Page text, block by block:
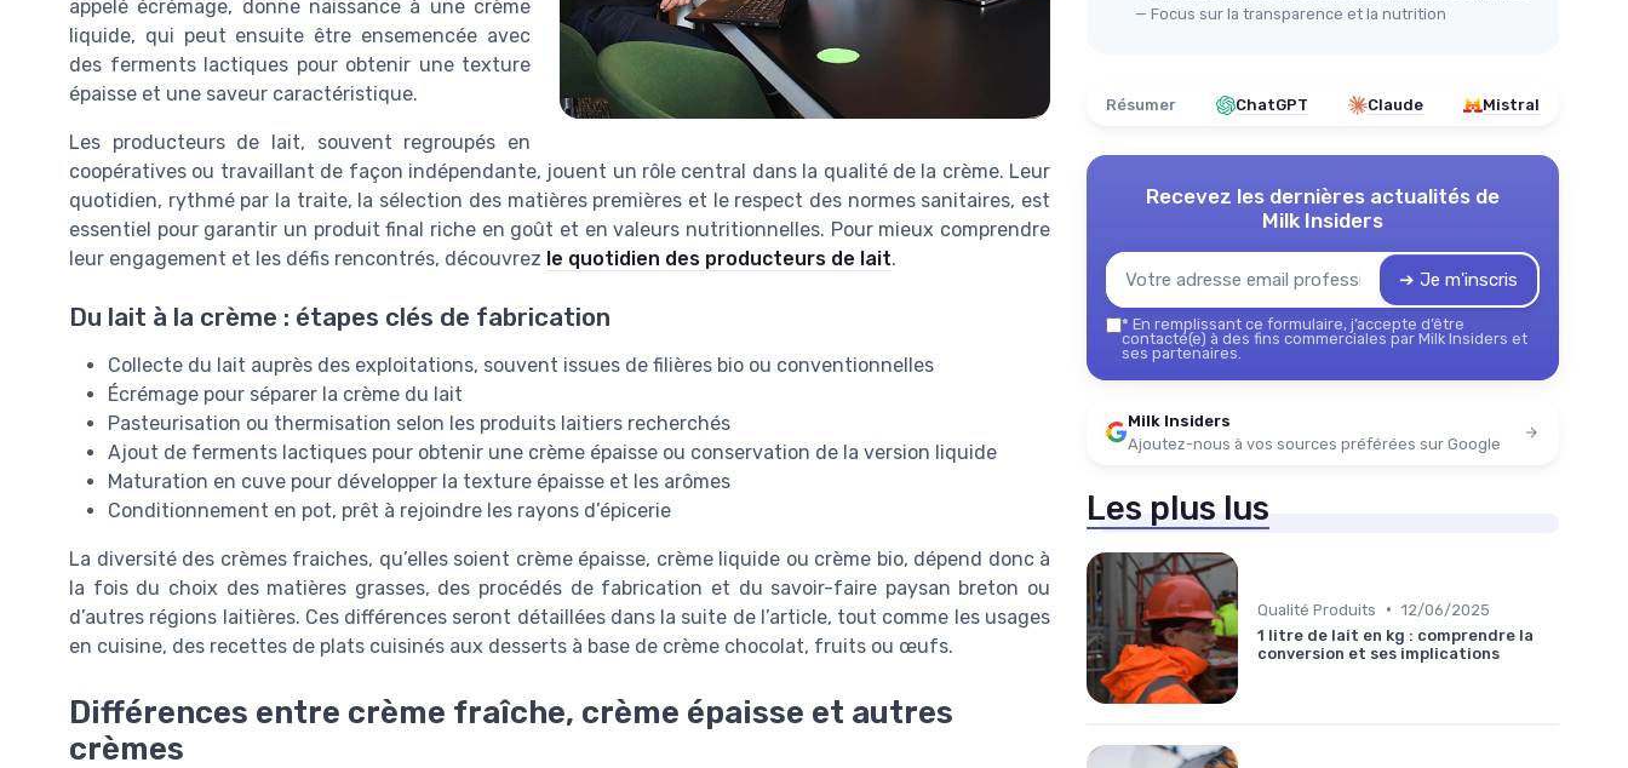
appelé écrémage, donne naissance à une crème
liquide, qui peut ensuite être ensemencée avec
des ferments lactiques pour obtenir une texture
épaisse et une saveur caractéristique.
Les producteurs de lait, souvent regroupés en
coopératives ou travaillant de façon indépendante, jouent un rôle central dans la qualité de la crème. Leur
quotidien, rythmé par la traite, la sélection des matières premières et le respect des normes sanitaires, est
essentiel pour garantir un produit final riche en goût et en valeurs nutritionnelles. Pour mieux comprendre
leur engagement et les défis rencontrés, découvrez le quotidien des producteurs de lait.
Du lait à la crème : étapes clés de fabrication
Collecte du lait auprès des exploitations, souvent issues de filières bio ou conventionnelles
Écrémage pour séparer la crème du lait
Pasteurisation ou thermisation selon les produits laitiers recherchés
Ajout de ferments lactiques pour obtenir une crème épaisse ou conservation de la version liquide
Maturation en cuve pour développer la texture épaisse et les arômes
Conditionnement en pot, prêt à rejoindre les rayons d’épicerie
La diversité des crèmes fraiches, qu’elles soient crème épaisse, crème liquide ou crème bio, dépend donc à
la fois du choix des matières grasses, des procédés de fabrication et du savoir-faire paysan breton ou
d’autres régions laitières. Ces différences seront détaillées dans la suite de l’article, tout comme les usages
en cuisine, des recettes de plats cuisinés aux desserts à base de crème chocolat, fruits ou œufs.
Différences entre crème fraîche, crème épaisse et autres
crèmes
— Focus sur la transparence et la nutrition
Résumer ChatGPT Claude Mistral
Recevez les dernières actualités de
Milk Insiders
➔ Je m'inscris
* En remplissant ce formulaire, j’accepte d’être
contacté(e) à des fins commerciales par Milk Insiders et
ses partenaires.
Milk Insiders
Ajoutez-nous à vos sources préférées sur Google
Les plus lus
Qualité Produits • 12/06/2025
1 litre de lait en kg : comprendre la
conversion et ses implications